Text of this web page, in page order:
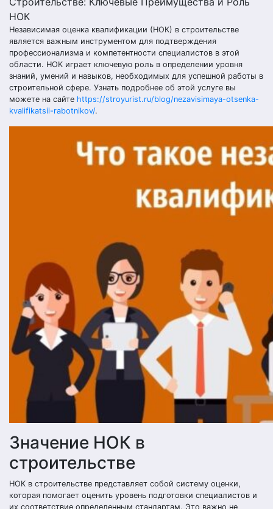
Независимая оценка квалификации (НОК) в строительстве
является важным инструментом для подтверждения
профессионализма и компетентности специалистов в этой
области. НОК играет ключевую роль в определении уровня
знаний, умений и навыков, необходимых для успешной работы в
строительной сфере. Узнать подробнее об этой услуге вы
можете на сайте https://stroyurist.ru/blog/nezavisimaya-otsenka-
kvalifikatsii-rabotnikov/.
Значение НОК в
строительстве
НОК в строительстве представляет собой систему оценки,
которая помогает оценить уровень подготовки специалистов и
их соответствие определенным стандартам. Это важно не